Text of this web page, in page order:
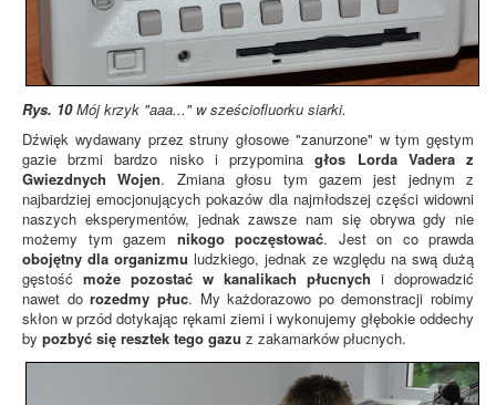
Rys. 10Mój krzyk "aaa..." w sześciofluorku siarki.
Dźwięk wydawany przez struny głosowe "zanurzone" w tym gęstym
gazie brzmi bardzo nisko i przypominagłos Lorda Vadera z
Gwiezdnych Wojen. Zmiana głosu tym gazem jest jednym z
najbardziej emocjonujących pokazów dla najmłodszej części widowni
naszych eksperymentów, jednak zawsze nam się obrywa gdy nie
możemy tym gazem nikogo poczęstować. Jest on co prawda
obojętny dla organizmu ludzkiego, jednak ze względu na swą dużą
gęstość może pozostać w kanalikach płucnych i doprowadzić
nawet dorozedmy płuc. My każdorazowo po demonstracji robimy
skłon w przód dotykając rękami ziemi i wykonujemy głębokie oddechy
by pozbyć się resztek tego gazu z zakamarków płucnych.